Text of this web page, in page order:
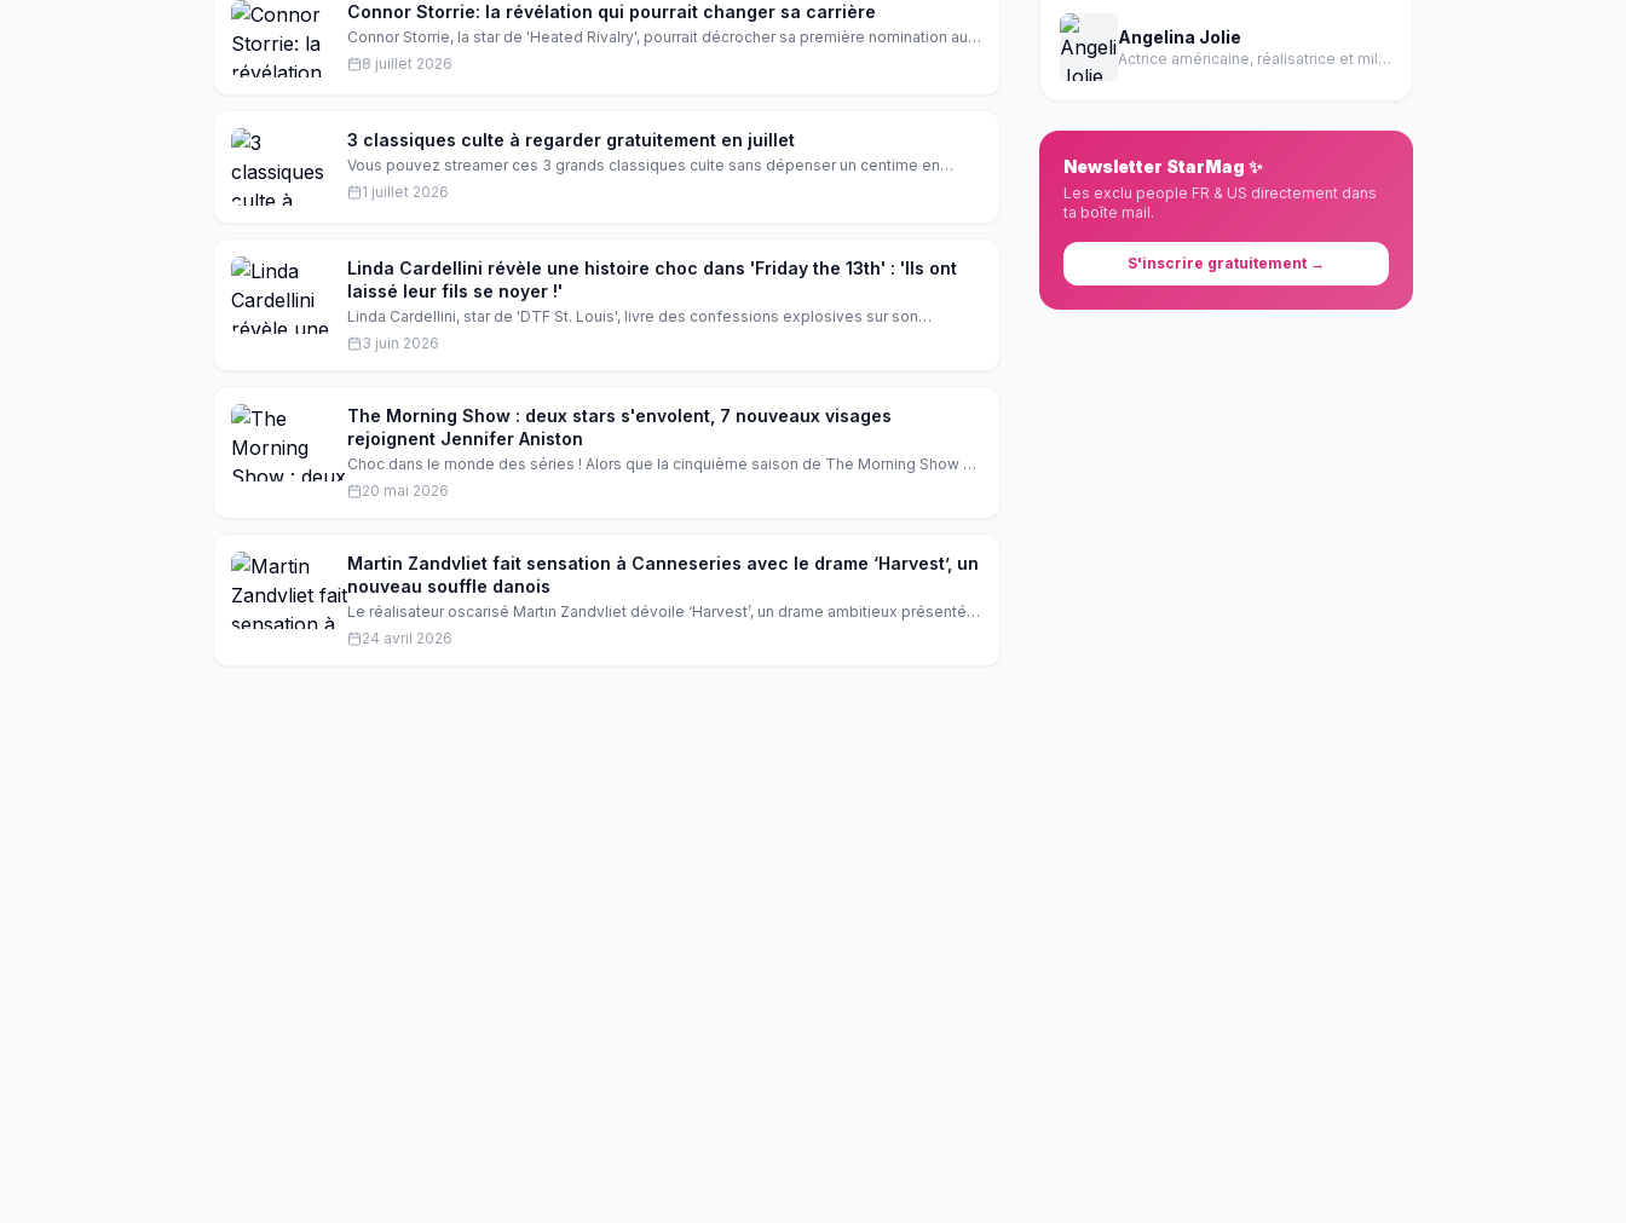
Connor Storrie: la révélation qui pourrait changer sa carrière
Connor Storrie, la star de 'Heated Rivalry', pourrait décrocher sa première nomination aux
Emmy. Mais qu'est-ce qui se cache derrière cette révélation ?
8 juillet 2026
3 classiques culte à regarder gratuitement en juillet
Vous pouvez streamer ces 3 grands classiques culte sans dépenser un centime en
juillet. Découvrez comment profiter de ces films emblématiques grâce à Samsung TV
Plus, une option moins connue que d'autres streamers gratuits comme Tubi et Pluto TV.
1 juillet 2026
Linda Cardellini révèle une histoire choc dans 'Friday the 13th' : 'Ils ont
laissé leur fils se noyer !'
Linda Cardellini, star de 'DTF St. Louis', livre des confessions explosives sur son
nouveau rôle dans 'Friday the 13th'. Découvrez les révélations choc de la comédienne à
propos de ce projet horrifique et de sa carrière fulgurante.
3 juin 2026
The Morning Show : deux stars s'envolent, 7 nouveaux visages
rejoignent Jennifer Aniston
Choc dans le monde des séries ! Alors que la cinquième saison de The Morning Show se
prépare, deux figures emblématiques font leurs adieux. Mais pas de panique, l'équipe
s'agrandit avec sept nouveaux talents aux côtés des fidèles Jennifer Aniston et Reese
20 mai 2026
Martin Zandvliet fait sensation à Canneseries avec le drame ‘Harvest’, un
nouveau souffle danois
Le réalisateur oscarisé Martin Zandvliet dévoile ‘Harvest’, un drame ambitieux présenté
au prestigieux Cannes Grand Théâtre Lumière. Cette première œuvre longue de l’auteur
danois promet une immersion intense dans un univers inédit, portée par la renommée de
24 avril 2026
Angelina Jolie
Actrice américaine, réalisatrice et militante des droits de l'homme
Newsletter StarMag ✨
Les exclu people FR & US directement dans
ta boîte mail.
S'inscrire gratuitement →